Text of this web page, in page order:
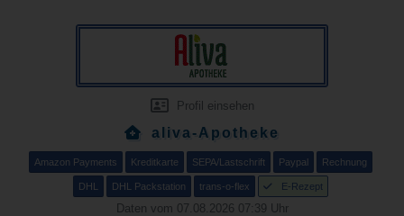
Profil einsehen
aliva-Apotheke
Amazon Payments Kreditkarte SEPA/Lastschrift Paypal Rechnung
DHL DHL Packstation trans-o-flex E-Rezept
Daten vom 07.08.2026 07:39 Uhr